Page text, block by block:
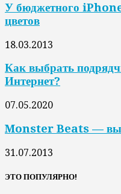
У бюджетного
цветов
18.03.2013
Как выбрать
Интернет?
07.05.2020
Monster Beats —
31.07.2013
ЭТО ПОПУЛЯРНО!